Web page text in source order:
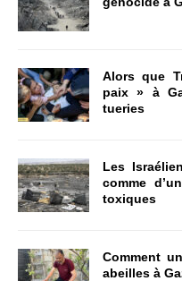
Alors que
paix » à
tueries
Les
comme
toxiques
Comment
abeilles à